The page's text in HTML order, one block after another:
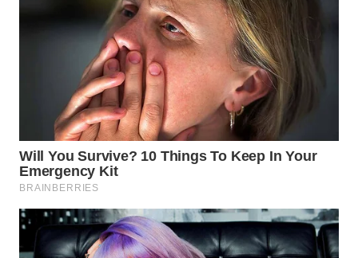
WN
LABUANBAJO
BORNEO
Wahana
Media
Group
WAHANA
NEWS